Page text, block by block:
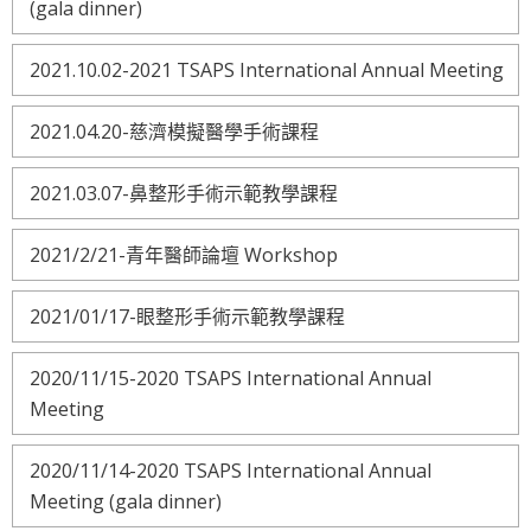
(gala dinner)
2021.10.02-2021 TSAPS International Annual Meeting
2021.04.20-慈濟模擬醫學手術課程
2021.03.07-鼻整形手術示範教學課程
2021/2/21-青年醫師論壇 Workshop
2021/01/17-眼整形手術示範教學課程
2020/11/15-2020 TSAPS International Annual
Meeting
2020/11/14-2020 TSAPS International Annual
Meeting (gala dinner)